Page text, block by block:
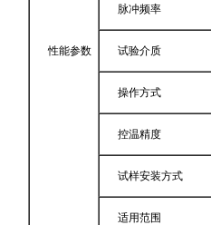
性能参数
脉冲频率
试验介质
操作方式
控温精度
试样安装方式
适用范围